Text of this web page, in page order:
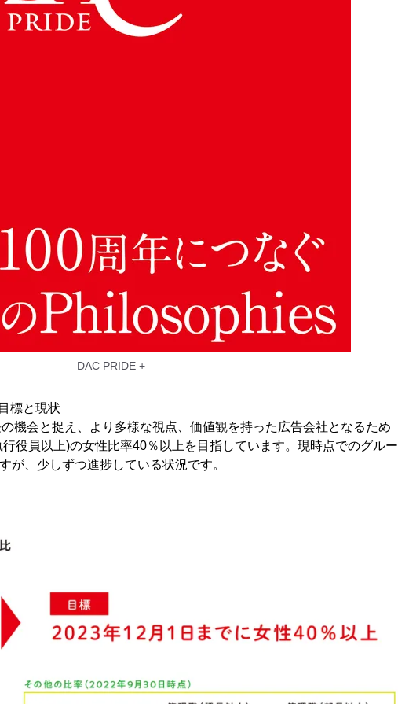
DAC PRIDE +
標と現状
機会と捉え、より多様な視点、価値観を持った広告会社となるため
役員以上)の女性比率40％以上を目指しています。現時点でのグルー
が、少しずつ進捗している状況です。